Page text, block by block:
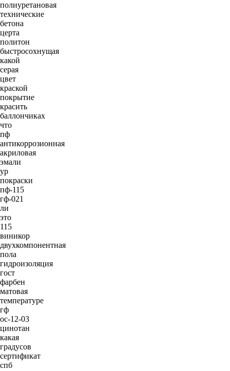
полиуретановая
технические
бетона
церта
политон
быстросохнущая
какой
серая
цвет
краской
покрытие
красить
баллончиках
что
пф
антикоррозионная
акриловая
эмали
ур
покраски
пф-115
гф-021
ли
это
115
виникор
двухкомпонентная
пола
гидроизоляция
гост
фарбен
матовая
температуре
гф
ос-12-03
цинотан
какая
градусов
сертификат
спб